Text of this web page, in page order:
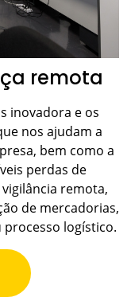
remota
inovadora e os
nos ajudam a
bem como a
perdas de
remota,
de mercadorias,
logístico.